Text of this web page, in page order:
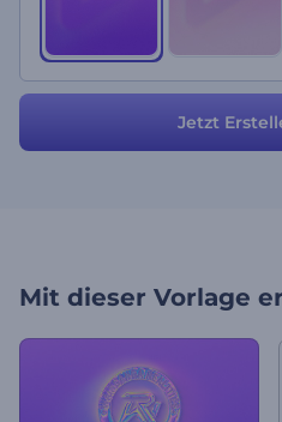
Jetzt
Mit dieser Vorlage